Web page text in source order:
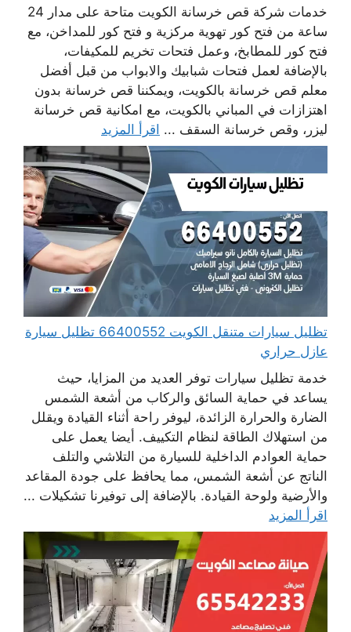
خدمات شركة قص خرسانة الكويت متاحة على مدار 24
ساعة من فتح كور تهوية مركزية و فتح كور للمداخن، مع
فتح كور للمطابخ، وعمل فتحات تخريم للمكيفات،
بالإضافة لعمل فتحات شبابيك والابواب من قبل أفضل
معلم قص خرسانة بالكويت، ويمكننا قص خرسانة بدون
اهتزازات في المباني بالكويت، مع امكانية قص خرسانة
ليزر، وقص خرسانة السقف ... اقرأ المزيد
تظليل سيارات متنقل الكويت 66400552 تظليل سيارة
عازل حراري
خدمة تظليل سيارات توفر العديد من المزايا، حيث
يساعد في حماية السائق والركاب من أشعة الشمس
الضارة والحرارة الزائدة، ليوفر راحة أثناء القيادة ويقلل
من استهلاك الطاقة لنظام التكييف. أيضا يعمل على
حماية العوادم الداخلية للسيارة من التلاشي والتلف
الناتج عن أشعة الشمس، مما يحافظ على جودة المقاعد
والأرضية ولوحة القيادة. بالإضافة إلى توفيرنا تشكيلات ...
اقرأ المزيد